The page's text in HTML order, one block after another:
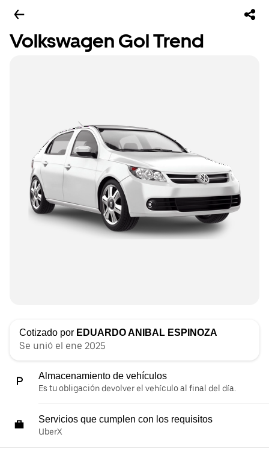
Volkswagen Gol Trend
Cotizado por EDUARDO ANIBAL ESPINOZA
Se unió el ene 2025
Almacenamiento de vehículos
Es tu obligación devolver el vehículo al final del día.
Servicios que cumplen con los requisitos
UberX